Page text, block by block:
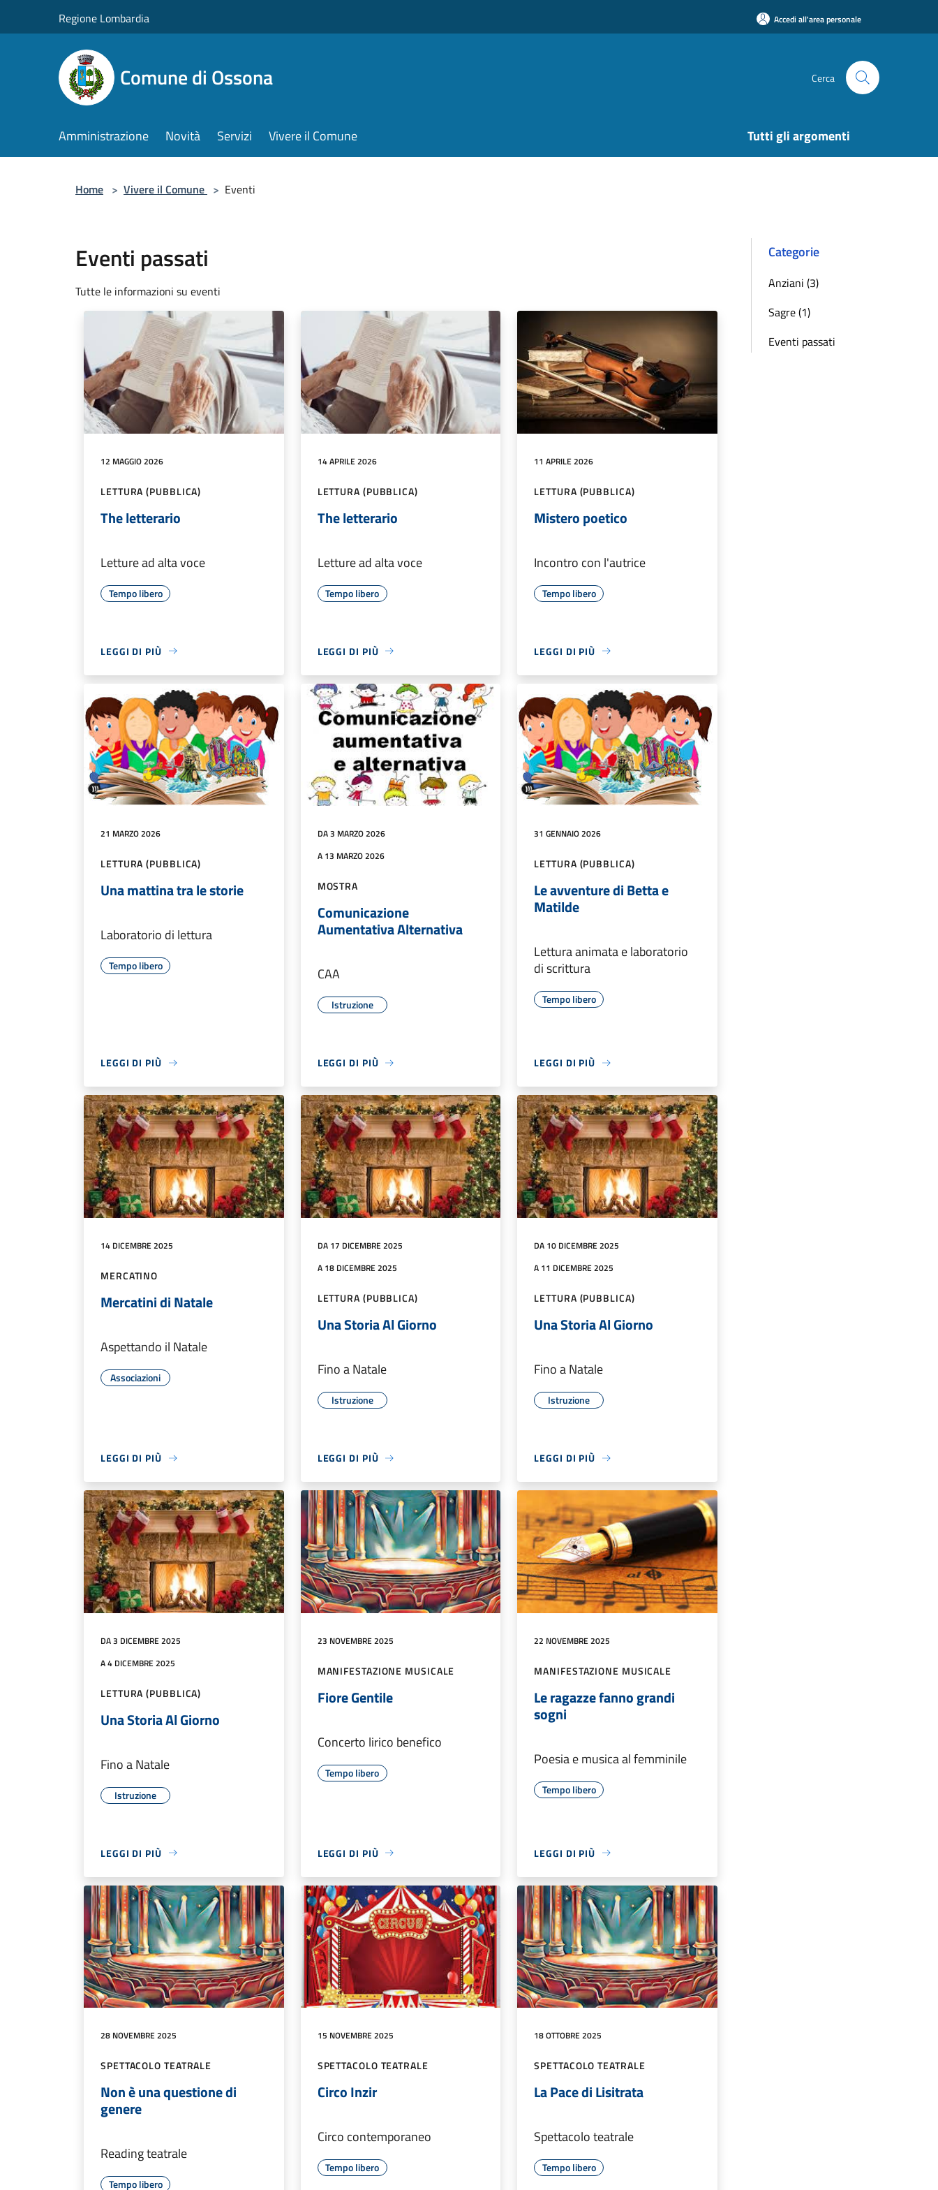
Regione Lombardia Accedi all'area personale
Comune di Ossona Cerca
Amministrazione Novità Servizi Vivere il Comune Tutti gli argomenti
Home > Vivere il Comune > Eventi
Eventi passati
Tutte le informazioni su eventi
12 MAGGIO 2026
LETTURA (PUBBLICA)
The letterario
Letture ad alta voce
Tempo libero
LEGGI DI PIÙ
14 APRILE 2026
LETTURA (PUBBLICA)
The letterario
Letture ad alta voce
Tempo libero
LEGGI DI PIÙ
11 APRILE 2026
LETTURA (PUBBLICA)
Mistero poetico
Incontro con l'autrice
Tempo libero
LEGGI DI PIÙ
21 MARZO 2026
LETTURA (PUBBLICA)
Una mattina tra le storie
Laboratorio di lettura
Tempo libero
LEGGI DI PIÙ
DA 3 MARZO 2026
A 13 MARZO 2026
MOSTRA
Comunicazione
Aumentativa Alternativa
CAA
Istruzione
LEGGI DI PIÙ
31 GENNAIO 2026
LETTURA (PUBBLICA)
Le avventure di Betta e
Matilde
Lettura animata e laboratorio
di scrittura
Tempo libero
LEGGI DI PIÙ
14 DICEMBRE 2025
MERCATINO
Mercatini di Natale
Aspettando il Natale
Associazioni
LEGGI DI PIÙ
DA 17 DICEMBRE 2025
A 18 DICEMBRE 2025
LETTURA (PUBBLICA)
Una Storia Al Giorno
Fino a Natale
Istruzione
LEGGI DI PIÙ
DA 10 DICEMBRE 2025
A 11 DICEMBRE 2025
LETTURA (PUBBLICA)
Una Storia Al Giorno
Fino a Natale
Istruzione
LEGGI DI PIÙ
DA 3 DICEMBRE 2025
A 4 DICEMBRE 2025
LETTURA (PUBBLICA)
Una Storia Al Giorno
Fino a Natale
Istruzione
LEGGI DI PIÙ
23 NOVEMBRE 2025
MANIFESTAZIONE MUSICALE
Fiore Gentile
Concerto lirico benefico
Tempo libero
LEGGI DI PIÙ
22 NOVEMBRE 2025
MANIFESTAZIONE MUSICALE
Le ragazze fanno grandi
sogni
Poesia e musica al femminile
Tempo libero
LEGGI DI PIÙ
28 NOVEMBRE 2025
SPETTACOLO TEATRALE
Non è una questione di
genere
Reading teatrale
Tempo libero
15 NOVEMBRE 2025
SPETTACOLO TEATRALE
Circo Inzir
Circo contemporaneo
Tempo libero
18 OTTOBRE 2025
SPETTACOLO TEATRALE
La Pace di Lisitrata
Spettacolo teatrale
Tempo libero
Categorie
Anziani (3)
Sagre (1)
Eventi passati